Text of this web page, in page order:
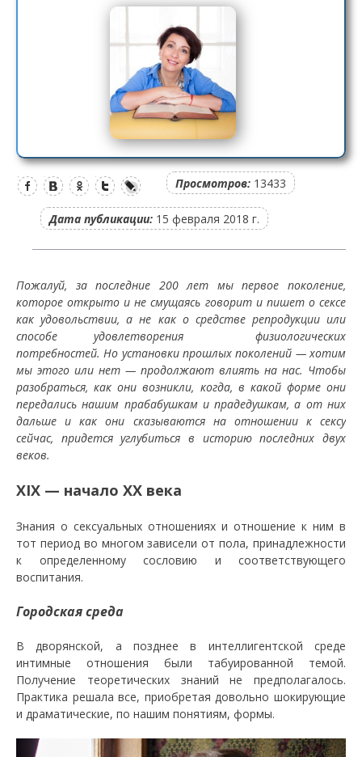
Просмотров: 13433
Дата публикации: 15 февраля 2018 г.
Пожалуй, за последние 200 лет мы первое поколение,
которое открыто и не смущаясь говорит и пишет о сексе
как удовольствии, а не как о средстве репродукции или
способе удовлетворения физиологических
потребностей. Но установки прошлых поколений — хотим
мы этого или нет — продолжают влиять на нас. Чтобы
разобраться, как они возникли, когда, в какой форме они
передались нашим прабабушкам и прадедушкам, а от них
дальше и как они сказываются на отношении к сексу
сейчас, придется углубиться в историю последних двух
веков.
XIX — начало XX века
Знания о сексуальных отношениях и отношение к ним в
тот период во многом зависели от пола, принадлежности
к определенному сословию и соответствующего
воспитания.
Городская среда
В дворянской, а позднее в интеллигентской среде
интимные отношения были табуированной темой.
Получение теоретических знаний не предполагалось.
Практика решала все, приобретая довольно шокирующие
и драматические, по нашим понятиям, формы.